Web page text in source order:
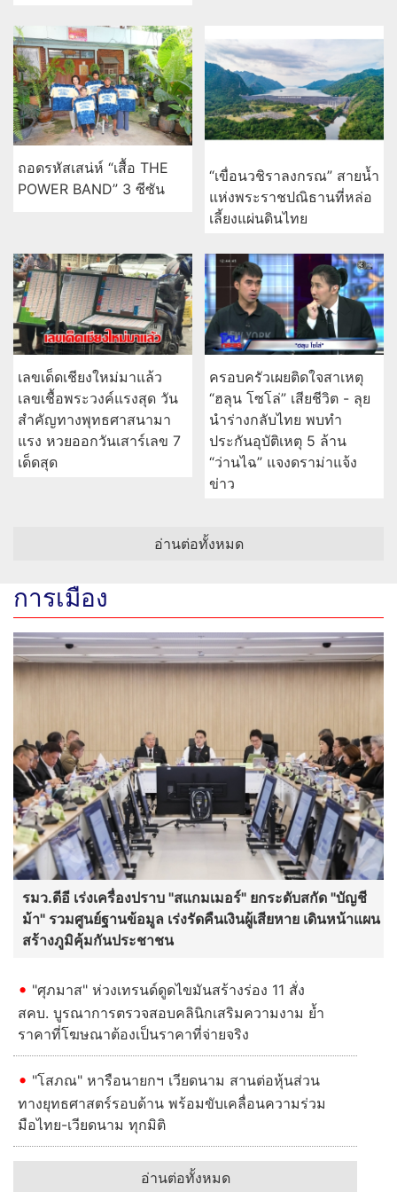
ถอดรหัสเสน่ห์ “เสื้อ THE
POWER BAND” 3 ซีซัน
“เขื่อนวชิราลงกรณ” สายน้ำ
แห่งพระราชปณิธานที่หล่อ
เลี้ยงแผ่นดินไทย
เลขเด็ดเชียงใหม่มาแล้ว
เลขเชื้อพระวงค์แรงสุด วัน
สำคัญทางพุทธศาสนามา
แรง หวยออกวันเสาร์เลข 7
เด็ดสุด
ครอบครัวเผยติดใจสาเหตุ
“ฮลุน โซโล่” เสียชีวิต - ลุย
นำร่างกลับไทย พบทำ
ประกันอุบัติเหตุ 5 ล้าน
“ว่านไฉ” แจงดราม่าแจ้ง
ข่าว
อ่านต่อทั้งหมด
การเมือง
รมว.ดีอี เร่งเครื่องปราบ "สแกมเมอร์" ยกระดับสกัด "บัญชี
ม้า" รวมศูนย์ฐานข้อมูล เร่งรัดคืนเงินผู้เสียหาย เดินหน้าแผน
สร้างภูมิคุ้มกันประชาชน
"ศุภมาส" ห่วงเทรนด์ดูดไขมันสร้างร่อง 11 สั่ง
สคบ. บูรณาการตรวจสอบคลินิกเสริมความงาม ย้ำ
ราคาที่โฆษณาต้องเป็นราคาที่จ่ายจริง
"โสภณ" หารือนายกฯ เวียดนาม สานต่อหุ้นส่วน
ทางยุทธศาสตร์รอบด้าน พร้อมขับเคลื่อนความร่วม
มือไทย-เวียดนาม ทุกมิติ
อ่านต่อทั้งหมด